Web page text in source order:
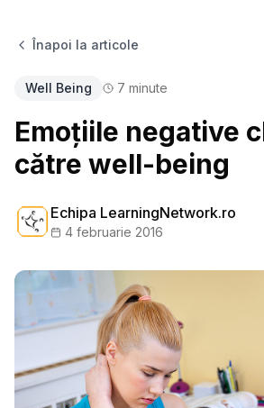
Înapoi la articole
Well Being 7 minute
Emoțiile negative
către well-being
Echipa LearningNetwork.ro
4 februarie 2016